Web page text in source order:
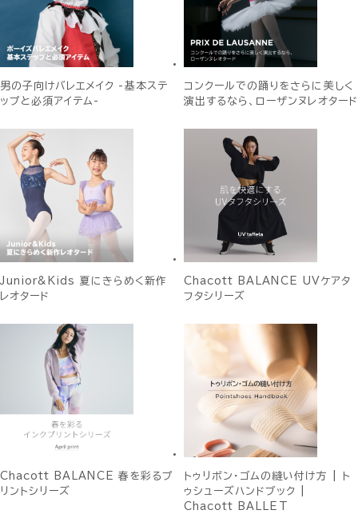
男の子向けバレエメイク -基本ステ
ップと必須アイテム-
コンクールでの踊りをさらに美しく
演出するなら、ローザンヌレオタード
Junior&Kids 夏にきらめく新作
レオタード
Chacott BALANCE UVケアタ
フタシリーズ
Chacott BALANCE 春を彩るプ
リントシリーズ
トゥリボン・ゴムの縫い付け方 | ト
ゥシューズハンドブック |
Chacott BALLET